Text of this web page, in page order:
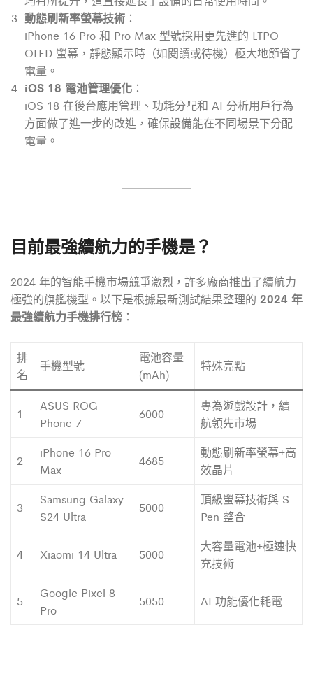
動態刷新率螢幕技術 ：
iPhone 16 Pro 和 Pro Max 型號採用更先進的 LTPO
OLED 螢幕，靜態顯示時（如閱讀或待機）極大地節省了
電量。
iOS 18 電池管理優化 ：
iOS 18 在後台應用管理、功耗分配和 AI 分析用戶行為
方面做了進一步的改進，確保設備能在不同場景下分配
電量。
目前最強續航力的手機是？
2024 年的智能手機市場競爭激烈，許多廠商推出了續航力
極強的旗艦機型。以下是根據最新測試結果整理的 2024 年
最強續航力手機排行榜 ：
排
名
手機型號
電池容量
(mAh)
特殊亮點
1
ASUS ROG
Phone 7
6000
專為遊戲設計，續
航領先市場
2
iPhone 16 Pro
Max
4685
動態刷新率螢幕+高
效晶片
3
Samsung Galaxy
S24 Ultra
5000
頂級螢幕技術與 S
Pen 整合
4 Xiaomi 14 Ultra 5000
大容量電池+極速快
充技術
5
Google Pixel 8
Pro
5050 AI 功能優化耗電